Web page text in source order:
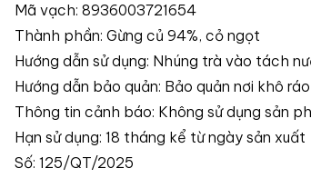
Mã vạch: 8936003721654
Thành phần: Gừng củ 94%, cỏ ngọt
Hướng dẫn sử dụng: Nhúng trà vào tách
Hướng dẫn bảo quản: Bảo quản nơi khô
Thông tin cảnh báo: Không sử dụng sản
Hạn sử dụng: 18 tháng kể từ ngày sản xuất
Số: 125/QT/2025